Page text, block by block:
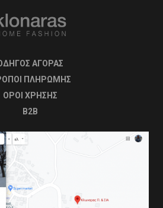
ΑΓΟΡΑΣ
ΠΛΗΡΩΜΗΣ
OΡΟΙ ΧΡΗΣΗΣ
B2B